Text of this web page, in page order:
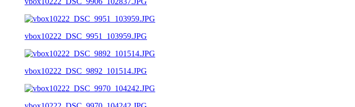
vbox10222_DSC_9951_103959.JPG
vbox10222_DSC_9892_101514.JPG